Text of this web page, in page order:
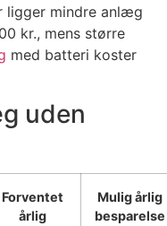
ligger mindre anlæg
kr., mens større
med batteri koster
uden
Forventet
årlig
Mulig årlig
besparelse